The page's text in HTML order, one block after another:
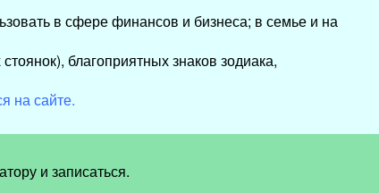
в сфере финансов и бизнеса; в семье и на
благоприятных знаков зодиака,
на сайте.
и записаться.